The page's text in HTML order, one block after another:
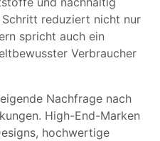
Schritt reduziert nicht nur
spricht auch ein
Verbraucher
Nachfrage nach
High-End-Marken
hochwertige